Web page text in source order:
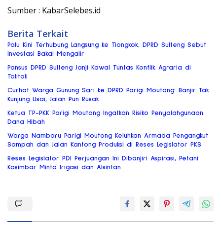
Sumber : KabarSelebes.id
Berita Terkait
Palu Kini Terhubung Langsung ke Tiongkok, DPRD Sulteng Sebut
Investasi Bakal Mengalir
Pansus DPRD Sulteng Janji Kawal Tuntas Konflik Agraria di
Tolitoli
Curhat Warga Gunung Sari ke DPRD Parigi Moutong: Banjir Tak
Kunjung Usai, Jalan Pun Rusak
Ketua TP-PKK Parigi Moutong Ingatkan Risiko Penyalahgunaan
Dana Hibah
Warga Nambaru Parigi Moutong Keluhkan Armada Pengangkut
Sampah dan Jalan Kantong Produksi di Reses Legislator PKS
Reses Legislator PDI Perjuangan Ini Dibanjiri Aspirasi, Petani
Kasimbar Minta Irigasi dan Alsintan